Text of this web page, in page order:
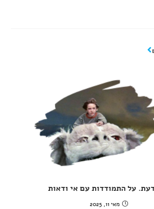
על התמודדות עם אי ודאות
מאי 11, 2025